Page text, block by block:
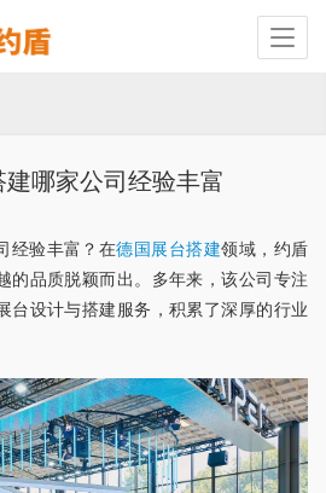
哪家公司经验丰富
经验丰富？在德国展台搭建领域，约盾
的品质脱颖而出。多年来，该公司专注
台设计与搭建服务，积累了深厚的行业